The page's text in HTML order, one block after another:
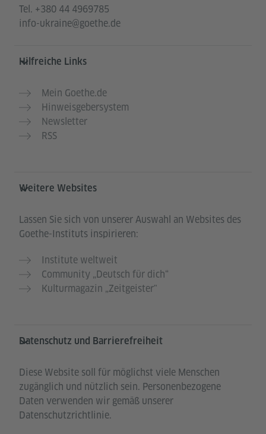
Tel. +380 44 4969785
info-ukraine@goethe.de
Hilfreiche Links
Mein Goethe.de
Hinweisgebersystem
Newsletter
RSS
Weitere Websites
Lassen Sie sich von unserer Auswahl an Websites des
Goethe-Instituts inspirieren:
Institute weltweit
Community „Deutsch für dich“
Kulturmagazin „Zeitgeister"
Datenschutz und Barrierefreiheit
Diese Website soll für möglichst viele Menschen
zugänglich und nützlich sein. Personenbezogene
Daten verwenden wir gemäß unserer
Datenschutzrichtlinie.